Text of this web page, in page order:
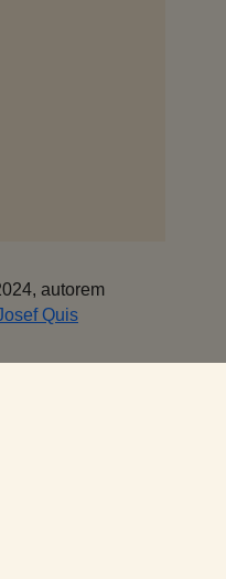
autorem
Quis